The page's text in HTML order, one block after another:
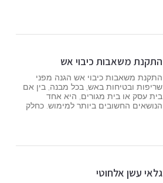
התקנת משאבות כיבוי אש
התקנת משאבות כיבוי אש הגנה מפני
שריפות ובטיחות באש, בכל מבנה, בין אם
בית עסק או בית מגורים, היא אחד
הנושאים החשובים ביותר למימוש. כחלק
גלאי עשן אלחוטי